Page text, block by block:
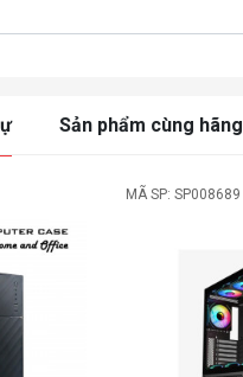
Sản phẩm cùng hãng
MÃ SP: SP008689